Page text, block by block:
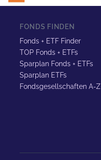
FONDS FINDEN
Fonds + ETF Finder
TOP Fonds + ETFs
Sparplan Fonds + ETFs
Sparplan ETFs
Fondsgesellschaften A-Z